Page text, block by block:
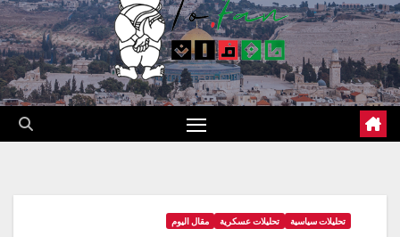
تحليلات سياسية تحليلات عسكرية مقال اليوم